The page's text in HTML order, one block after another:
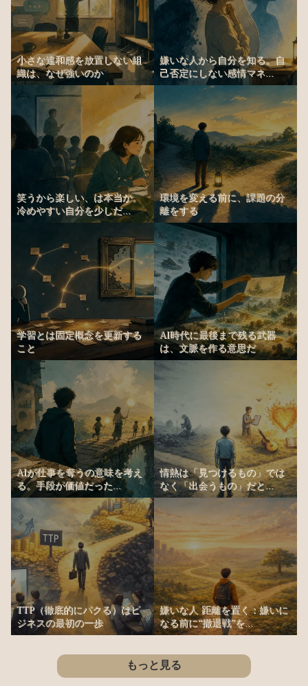
小さな違和感を放置しない組
織は、なぜ強いのか
嫌いな人から自分を知る。自
己否定にしない感情マネ...
笑うから楽しい、は本当か。
冷めやすい自分を少しだ...
環境を変える前に、課題の分
離をする
学習とは固定概念を更新する
こと
AI時代に最後まで残る武器
は、文脈を作る意思だ
AIが仕事を奪うの意味を考え
る。手段が価値だった...
情熱は「見つけるもの」では
なく「出会うもの」だと...
TTP（徹底的にパクる）はビ
ジネスの最初の一歩
嫌いな人 距離を置く：嫌いに
なる前に“撤退戦”を...
もっと見る